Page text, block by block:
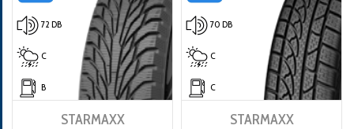
72 DB
C
B
STARMAXX
70 DB
C
C
STARMAXX